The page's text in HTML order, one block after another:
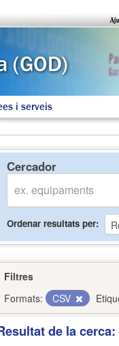
i serveis
Cercador
Ordenar resultats per
Filtres
Formats:
CSV
de la